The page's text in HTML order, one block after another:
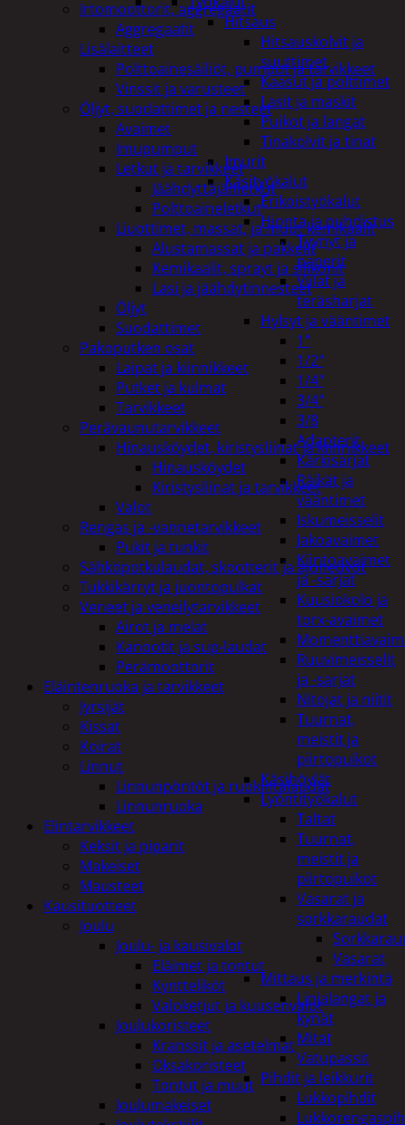
Hitsaus
Hitsauskolvit ja
suuttimet
Kaasut ja polttimet
Lasit ja maskit
Puikot ja langat
Tinakolvit ja tinat
Imurit
Käsityökalut
Erikoistyökalut
Hionta ja puhdistus
Tyynyt ja
paperit
Viilat ja
teräsharjat
Hylsyt ja vääntimet
1"
1/2"
1/4"
3/4"
3/8
Adapterit
Kärkisarjat
Räikät ja
vääntimet
Iskumeisselit
Jakoavaimet
Kiintoavaimet
ja -sarjat
Kuusiokolo ja
torx-avaimet
Ruuvimeisselit
ja -sarjat
Nitojat ja niitit
Tuurnat,
meistit ja
piirtopuikot
Käsihöylät
Lyöntityökalut
Taltat
Tuurnat,
meistit ja
piirtopuikot
Vasarat ja
sorkkaraudat
Vasarat
Mittaus ja merkintä
Linjalangat ja
kynät
Mitat
Vatupassit
Pihdit ja leikkurit
Lukkopihdit
Irtomoottorit, aggregaatit
Aggregaatit
Lisälaitteet
Polttoainesäiliöt, pumput ja tarvikkeet
Vinssit ja varusteet
Öljyt, suodattimet ja nesteet
Avaimet
Imupumput
Letkut ja tarvikkeet
Jäähdyttäjänletkut
Polttoaineletkut
Liuottimet, massat, ja muut kemikaalit
Alustamassat ja pakkelit
Kemikaalit, sprayt ja silikonit
Lasi ja jäähdytinnesteet
Öljyt
Suodattimet
Pakoputken osat
Laipat ja kiinnikkeet
Putket ja kulmat
Tarvikkeet
Perävaunutarvikkeet
Hinausköydet, kiristysliinat ja kiinnikkeet
Hinausköydet
Kiristysliinat ja tarvikkeet
Valot
Rengas ja -vannetarvikkeet
Pukit ja tunkit
Sähköpotkulaudat, skootterit ja ajoneuvot
Tukkikärryt ja juontopulkat
Veneet ja veneilytarvikkeet
Airot ja melat
Kanootit ja sup-laudat
Perämoottorit
Eläintenruoka ja tarvikkeet
Jyrsijät
Kissat
Koirat
Linnut
Linnunpöntöt ja ruokintalaudat
Linnunruoka
Elintarvikkeet
Keksit ja piparit
Makeiset
Mausteet
Kausituotteet
Joulu
Joulu- ja kausivalot
Eläimet ja tontut
Kyntteliköt
Valoketjut ja kuusenvalot
Joulukoristeet
Kranssit ja asetelmat
Oksakoristeet
Tontut ja muut
Joulumakeiset